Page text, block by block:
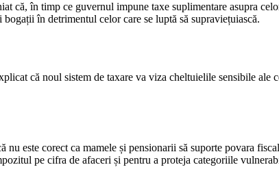
că, în timp ce guvernul impune taxe suplimentare asupra
în detrimentul celor care se luptă să supraviețuiască.
că noul sistem de taxare va viza cheltuielile sensibile ale
este corect ca mamele și pensionarii să suporte povara
pe cifra de afaceri și pentru a proteja categoriile